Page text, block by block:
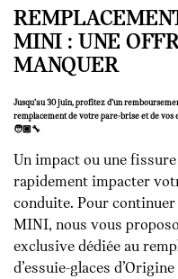
MINI : UNE
MANQUER
Jusqu’au 30 juin, profitez d’un
remplacement de votre pare-brise et de vos
🧑🏼‍🔧
Un impact ou une
rapidement impacter
conduite. Pour
MINI, nous vous
exclusive dédiée au
d’essuie-glaces